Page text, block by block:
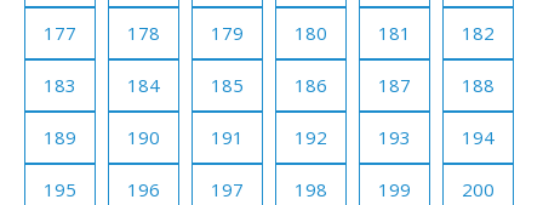
177 178 179 180 181 182
183 184 185 186 187 188
189 190 191 192 193 194
195 196 197 198 199 200